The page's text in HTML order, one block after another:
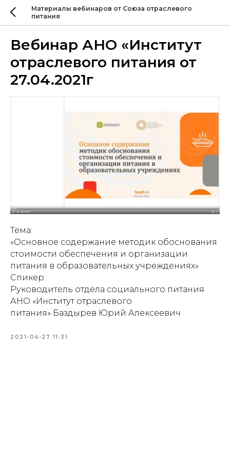
Материалы вебинаров от Союза отраслевого
питания
Вебинар АНО «Институт
отраслевого питания от
27.04.2021г
Тема:
«Основное содержание методик обоснования
стоимости обеспечения и организации
питания в образовательных учреждениях»
Спикер:
Руководитель отдела социального питания
АНО «Институт отраслевого
питания» Баздырев Юрий Алексеевич
2021-04-27 11:31